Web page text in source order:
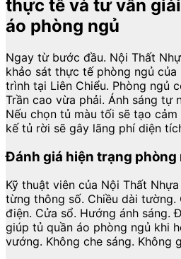
thực tế và tư vấn
áo phòng ngủ
Ngay từ bước đầu. Nội Thất
khảo sát thực tế phòng ngủ của
trình tại Liên Chiểu. Phòng ngủ
Trần cao vừa phải. Ánh sáng tự
Nếu chọn tủ màu tối sẽ tạo
kế tủ rời sẽ gây lãng phí diện
Đánh giá hiện trạng phòng
Kỹ thuật viên của Nội Thất
từng thông số. Chiều dài tường.
điện. Cửa sổ. Hướng ánh sáng.
giúp tủ quần áo phòng ngủ khi
vướng. Không che sáng. Không